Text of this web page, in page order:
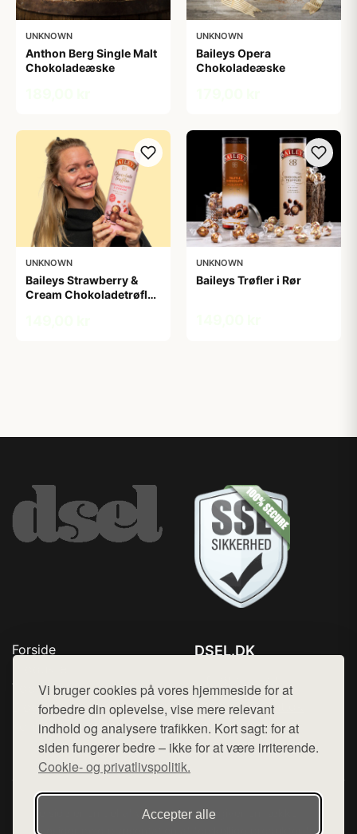
Vi bruger cookies på vores hjemmeside for at
forbedre din oplevelse, vise mere relevant
indhold og analysere trafikken. Kort sagt: for at
siden fungerer bedre – ikke for at være irriterende.
Cookie- og privatlivspolitik.
Accepter alle
UNKNOWN
Anthon Berg Single Malt
Chokoladeæske
UNKNOWN
Baileys Opera
Chokoladeæske
UNKNOWN
Baileys Strawberry &
Cream Chokoladetrøfler
UNKNOWN
Baileys Trøfler i Rør
Forside
Top Rabatter
Blog
Kontakt
DSEL.DK
Mail: hej@want.dk
Cookie- og privatlivspolitik
Denne side er en del af want.dk, der udgiver en række
hjemmesider med præsentation af forskellige produkter fra